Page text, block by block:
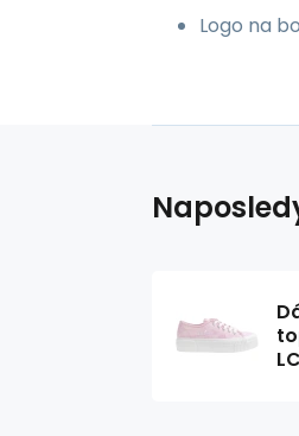
Logo na